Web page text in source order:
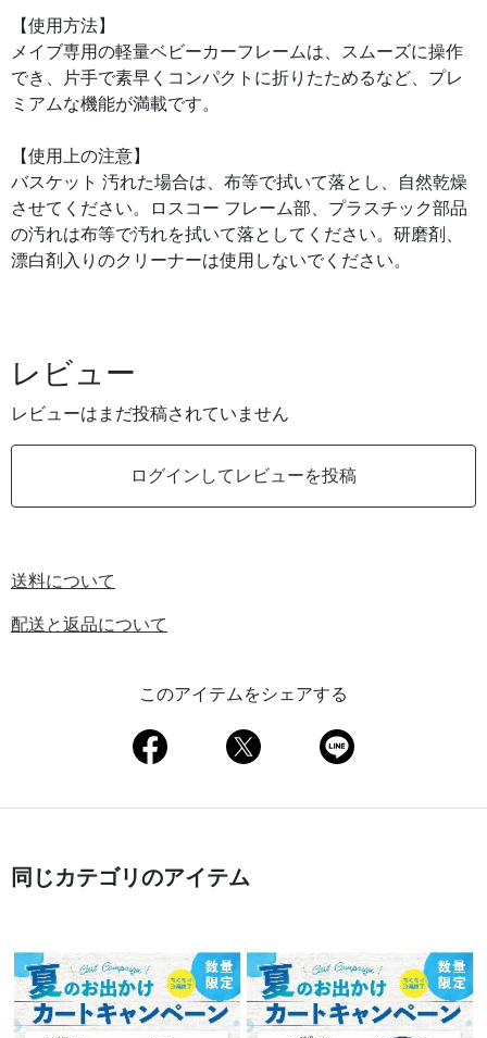
【使用方法】
メイブ専用の軽量ベビーカーフレームは、スムーズに操作
でき、片手で素早くコンパクトに折りたためるなど、プレ
ミアムな機能が満載です。
【使用上の注意】
バスケット 汚れた場合は、布等で拭いて落とし、自然乾燥
させてください。ロスコー フレーム部、プラスチック部品
の汚れは布等で汚れを拭いて落としてください。研磨剤、
漂白剤入りのクリーナーは使用しないでください。
レビュー
レビューはまだ投稿されていません
ログインしてレビューを投稿
送料について
配送と返品について
このアイテムをシェアする
同じカテゴリのアイテム